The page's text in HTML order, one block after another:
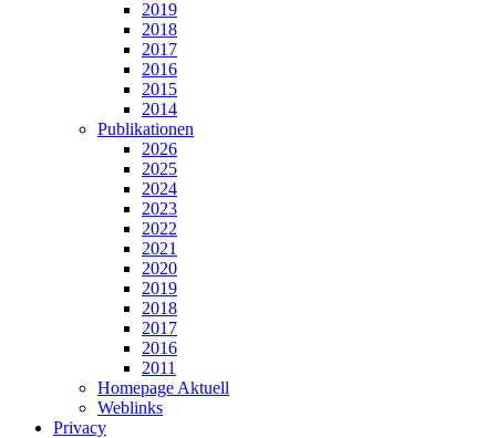
2019
2018
2017
2016
2015
2014
Publikationen
2026
2025
2024
2023
2022
2021
2020
2019
2018
2017
2016
2011
Homepage Aktuell
Weblinks
Privacy